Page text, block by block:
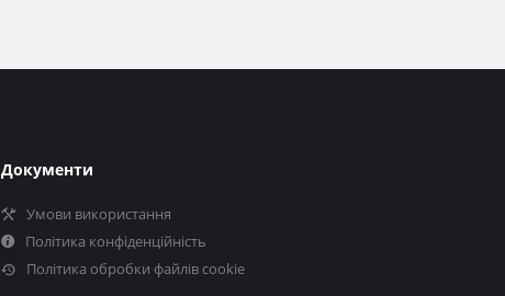
Документи
Умови використання
Політика конфіденційність
Політика обробки файлів cookie